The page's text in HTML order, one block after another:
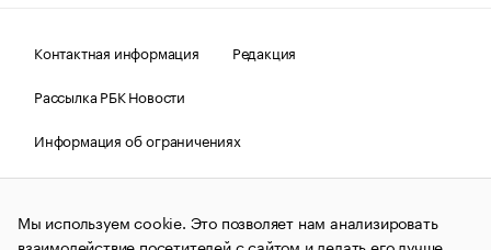
Контактная информация
Редакция
Рассылка РБК Новости
Информация об ограничениях
Правовая информация
О соблюдении авторских прав
© АО «РОСБИЗНЕСКОНСАЛТИНГ»,1995–2026.Сообщения
и материалы информационного агентства «РБК»
Мы используем cookie. Это позволяет нам анализировать